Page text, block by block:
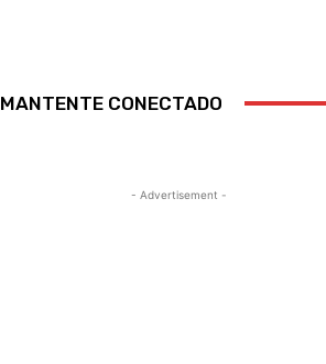
MANTENTE CONECTADO
- Advertisement -